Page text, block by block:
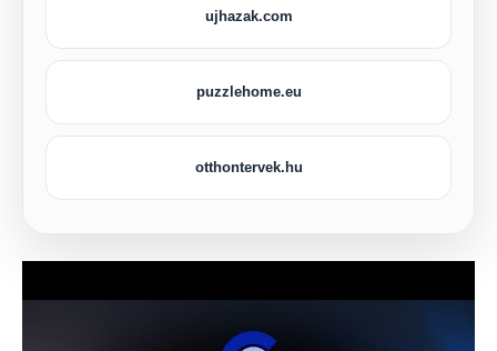
ujhazak.com
puzzlehome.eu
otthontervek.hu